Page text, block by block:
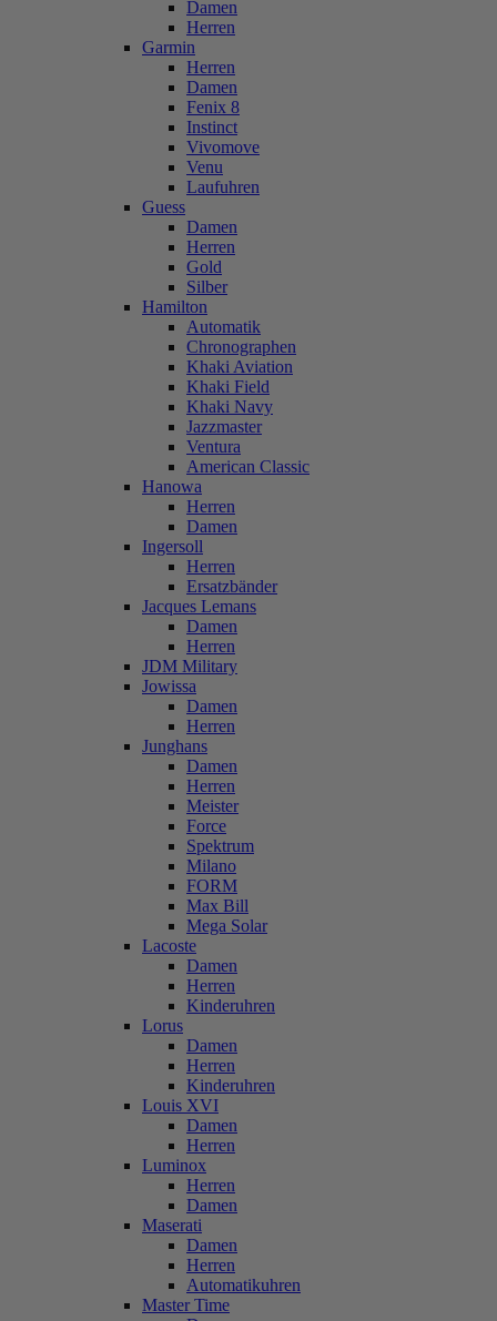
Damen
Herren
Garmin
Herren
Damen
Fenix 8
Instinct
Vivomove
Venu
Laufuhren
Guess
Damen
Herren
Gold
Silber
Hamilton
Automatik
Chronographen
Khaki Aviation
Khaki Field
Khaki Navy
Jazzmaster
Ventura
American Classic
Hanowa
Herren
Damen
Ingersoll
Herren
Ersatzbänder
Jacques Lemans
Damen
Herren
JDM Military
Jowissa
Damen
Herren
Junghans
Damen
Herren
Meister
Force
Spektrum
Milano
FORM
Max Bill
Mega Solar
Lacoste
Damen
Herren
Kinderuhren
Lorus
Damen
Herren
Kinderuhren
Louis XVI
Damen
Herren
Luminox
Herren
Damen
Maserati
Damen
Herren
Automatikuhren
Master Time